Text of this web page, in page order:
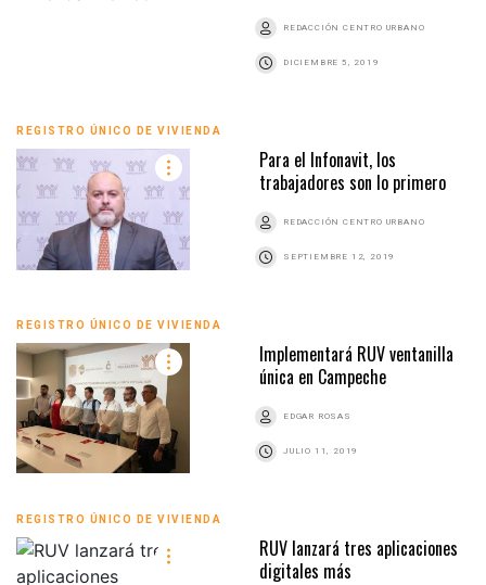
REDACCIÓN CENTRO URBANO
DICIEMBRE 5, 2019
REGISTRO ÚNICO DE VIVIENDA
Para el Infonavit, los
trabajadores son lo primero
REDACCIÓN CENTRO URBANO
SEPTIEMBRE 12, 2019
REGISTRO ÚNICO DE VIVIENDA
Implementará RUV ventanilla
única en Campeche
EDGAR ROSAS
JULIO 11, 2019
REGISTRO ÚNICO DE VIVIENDA
RUV lanzará tres aplicaciones
digitales más